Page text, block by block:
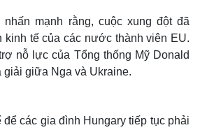
mạnh rằng, cuộc xung đột đã
kinh tế của các nước thành viên EU.
nỗ lực của Tổng thống Mỹ Donald
giải giữa Nga và Ukraine.
để các gia đình Hungary tiếp tục phải